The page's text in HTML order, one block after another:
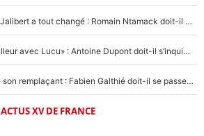
XV de France - Matthieu Jalibert a tout changé : Romain Ntamack doit-il s’inquiéter pour sa place à un an de la Coupe du monde ?
«Le XV de France est meilleur avec Lucu» : Antoine Dupont doit-il s’inquiéter pour sa place ?
Le XV de France a trouvé son remplaçant : Fabien Galthié doit-il se passer d'Antoine Dupont ?
ACTUS XV DE FRANCE